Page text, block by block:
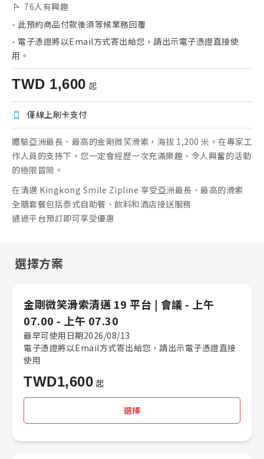
76人有興趣
- 此預約商品付款後須等候業務回覆
- 電子憑證將以Email方式寄出給您，請出示電子憑證直接使
用。
TWD 1,600 起
僅線上刷卡支付
體驗亞洲最長、最高的金剛微笑滑索，海拔 1,200 米。在專家工
作人員的支持下，您一定會經歷一次充滿樂趣、令人興奮的活動
的極限冒險。
在清邁 Kingkong Smile Zipline 享受亞洲最長、最高的滑索
全膳套餐包括泰式自助餐、飲料和酒店接送服務
通過平台預訂即可享受優惠
選擇方案
金剛微笑滑索清邁 19 平台 |​ 會議 -​ 上午
07.00 - 上午 07.30
最早可使用日期2026/08/13
電子憑證將以Email方式寄出給您，請出示電子憑證直接
使用
TWD1,600 起
選擇